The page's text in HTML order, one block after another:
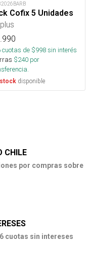
Cofix 5 Unidades
cuotas de $998sin interés
$240 por
disponible
CHILE
por compras sobre
cuotas sin intereses